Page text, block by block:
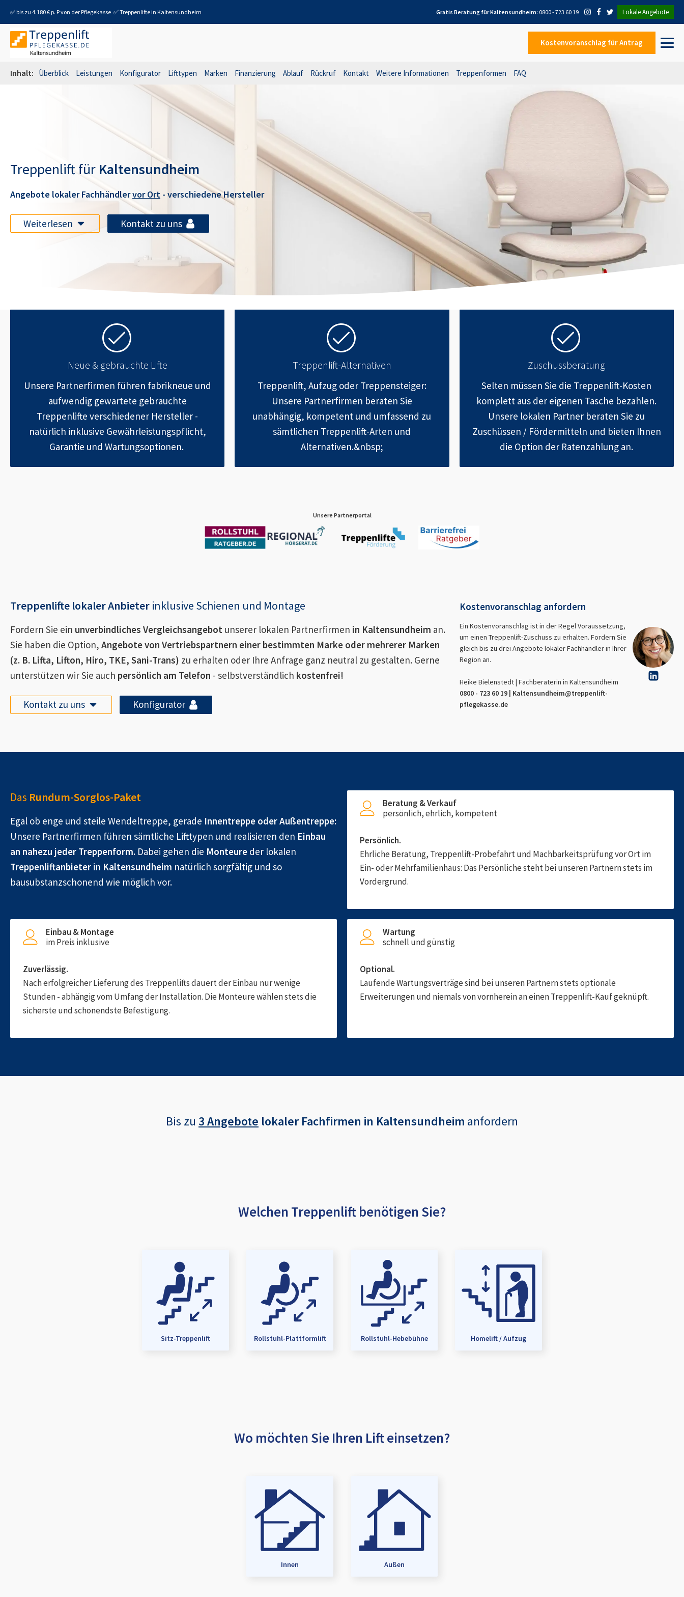
✅ bis zu 4.180 € p. P von der Pflegekasse ✅ Treppenlifte in Kaltensundheim Gratis Beratung fürKaltensundheim: 0800 - 723 60 19 Lokale Angebote
Kostenvoranschlag für Antrag
Inhalt: Überblick Leistungen Konfigurator Lifttypen Marken Finanzierung Ablauf Rückruf Kontakt Weitere Informationen Treppenformen FAQ
Treppenlift für Kaltensundheim
Angebote lokaler Fachhändlervor Ort - verschiedene Hersteller
Weiterlesen Kontakt zu uns
Neue & gebrauchte Lifte
Unsere Partnerfirmen führen fabrikneue und
aufwendig gewartete gebrauchte
Treppenlifte verschiedener Hersteller -
natürlich inklusive Gewährleistungspflicht,
Garantie und Wartungsoptionen.
Treppenlift-Alternativen
Treppenlift, Aufzug oder Treppensteiger:
Unsere Partnerfirmen beraten Sie
unabhängig, kompetent und umfassend zu
sämtlichen Treppenlift-Arten und
Alternativen.&nbsp;
Zuschussberatung
Selten müssen Sie die Treppenlift-Kosten
komplett aus der eigenen Tasche bezahlen.
Unsere lokalen Partner beraten Sie zu
Zuschüssen / Fördermitteln und bieten Ihnen
die Option der Ratenzahlung an.
Unsere Partnerportal
Treppenlifte lokaler Anbieter inklusive Schienen und Montage
Fordern Sie ein unverbindliches Vergleichsangebot unserer lokalen Partnerfirmen in Kaltensundheim an.
Sie haben die Option, Angebote von Vertriebspartnern einer bestimmten Marke oder mehrerer Marken
(z. B. Lifta, Lifton, Hiro, TKE, Sani-Trans) zu erhalten oder Ihre Anfrage ganz neutral zu gestalten. Gerne
unterstützen wir Sie auch persönlich am Telefon - selbstverständlich kostenfrei!
Kontakt zu uns Konfigurator
Kostenvoranschlag anfordern
Ein Kostenvoranschlag ist in der Regel Voraussetzung,
um einen Treppenlift-Zuschuss zu erhalten. Fordern Sie
gleich bis zu drei Angebote lokaler Fachhändler in Ihrer
Region an.
Heike Bielenstedt | Fachberaterin in Kaltensundheim
0800 - 723 60 19 | Kaltensundheim@treppenlift-
pflegekasse.de
Das Rundum-Sorglos-Paket
Egal ob enge und steile Wendeltreppe, gerade Innentreppe oder Außentreppe:
Unsere Partnerfirmen führen sämtliche Lifttypen und realisieren den Einbau
an nahezu jeder Treppenform. Dabei gehen die Monteure der lokalen
Treppenliftanbieter in Kaltensundheim natürlich sorgfältig und so
bausubstanzschonend wie möglich vor.
Beratung & Verkauf
persönlich, ehrlich, kompetent
Persönlich.
Ehrliche Beratung, Treppenlift-Probefahrt und Machbarkeitsprüfung vor Ort im
Ein- oder Mehrfamilienhaus: Das Persönliche steht bei unseren Partnern stets im
Vordergrund.
Einbau & Montage
im Preis inklusive
Zuverlässig.
Nach erfolgreicher Lieferung des Treppenlifts dauert der Einbau nur wenige
Stunden - abhängig vom Umfang der Installation. Die Monteure wählen stets die
sicherste und schonendste Befestigung.
Wartung
schnell und günstig
Optional.
Laufende Wartungsverträge sind bei unseren Partnern stets optionale
Erweiterungen und niemals von vornherein an einen Treppenlift-Kauf geknüpft.
Bis zu 3 Angebote lokaler Fachfirmen in Kaltensundheim anfordern
Welchen Treppenlift benötigen Sie?
Sitz-Treppenlift Rollstuhl-Plattformlift Rollstuhl-Hebebühne Homelift / Aufzug
Wo möchten Sie Ihren Lift einsetzen?
Innen Außen